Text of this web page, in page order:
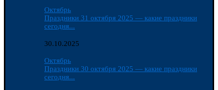
Октябрь
Праздники 31 октября 2025 — какие праздники
сегодня...
30.10.2025
Октябрь
Праздники 30 октября 2025 — какие праздники
сегодня...